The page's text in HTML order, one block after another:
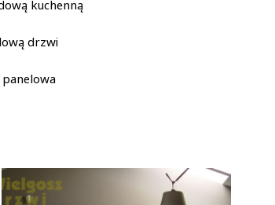
kuchenną
drzwi